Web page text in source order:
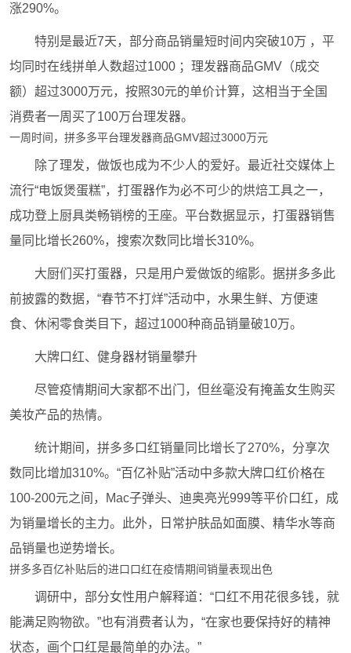
涨290%。
特别是最近7天，部分商品销量短时间内突破10万 ，平
均同时在线拼单人数超过1000 ；理发器商品GMV（成交
额）超过3000万元，按照30元的单价计算，这相当于全国
消费者一周买了100万台理发器。
一周时间，拼多多平台理发器商品GMV超过3000万元
除了理发，做饭也成为不少人的爱好。最近社交媒体上
流行“电饭煲蛋糕”，打蛋器作为必不可少的烘焙工具之一，
成功登上厨具类畅销榜的王座。平台数据显示，打蛋器销售
量同比增长260%，搜索次数同比增长310%。
大厨们买打蛋器，只是用户爱做饭的缩影。据拼多多此
前披露的数据，“春节不打烊”活动中，水果生鲜、方便速
食、休闲零食类目下，超过1000种商品销量破10万。
大牌口红、健身器材销量攀升
尽管疫情期间大家都不出门，但丝毫没有掩盖女生购买
美妆产品的热情。
统计期间，拼多多口红销量同比增长了270%，分享次
数同比增加310%。“百亿补贴”活动中多款大牌口红价格在
100-200元之间，Mac子弹头、迪奥亮光999等平价口红，成
为销量增长的主力。此外，日常护肤品如面膜、精华水等商
品销量也逆势增长。
拼多多百亿补贴后的进口口红在疫情期间销量表现出色
调研中，部分女性用户解释道：“口红不用花很多钱，就
能满足购物欲。”也有消费者认为，“在家也要保持好的精神
状态，画个口红是最简单的办法。”